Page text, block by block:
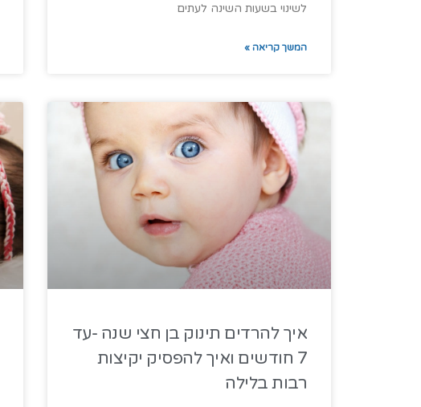
לשינוי בשעות השינה לעתים
המשך קריאה »
איך להרדים תינוק בן חצי שנה -עד
7 חודשים ואיך להפסיק יקיצות
רבות בלילה